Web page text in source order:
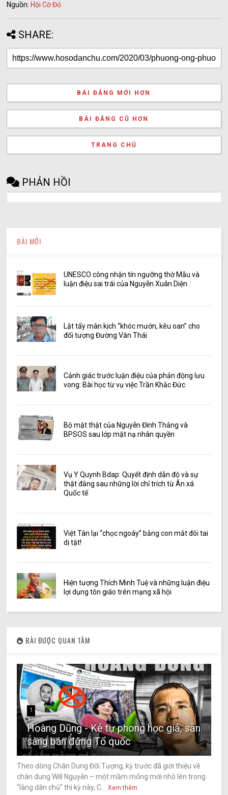
Nguồn: Hội Cờ Đỏ
SHARE:
BÀI ĐĂNG MỚI HƠN
BÀI ĐĂNG CŨ HƠN
TRANG CHỦ
PHẢN HỒI
BÀI MỚI
UNESCO công nhận tín ngưỡng thờ Mẫu và
luận điệu sai trái của Nguyễn Xuân Diện
Lật tẩy màn kịch “khóc mướn, kêu oan” cho
đối tượng Đường Văn Thái
Cảnh giác trước luận điệu của phản động lưu
vong: Bài học từ vụ việc Trần Khắc Đức
Bộ mặt thật của Nguyễn Đình Thắng và
BPSOS sau lớp mặt nạ nhân quyền
Vụ Y Quynh Bdap: Quyết định dẫn độ và sự
thật đằng sau những lời chỉ trích từ Ân xá
Quốc tế
Việt Tân lại “chọc ngoáy” bằng con mắt đôi tai
dị tật!
Hiện tượng Thích Minh Tuệ và những luận điệu
lợi dụng tôn giáo trên mạng xã hội
BÀI ĐƯỢC QUAN TÂM
1
Hoàng Dũng - Kẻ tự phong học giả, sẵn
sàng bán đứng Tổ quốc
Theo dòng Chân Dung Đối Tượng, kỳ trước đã giới thiệu về
chân dung Will Nguyễn – một mầm mống mới nhô lên trong
“làng dân chủ” thì kỳ này, C...
Xem thêm